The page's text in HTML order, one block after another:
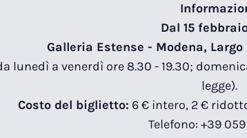
Dal 15
Galleria Estense - Modena, Largo
lunedì a venerdì ore 8.30 - 19.30;
legge).
Costo del biglietto: 6 € intero, 2 €
Telefono: +39 059